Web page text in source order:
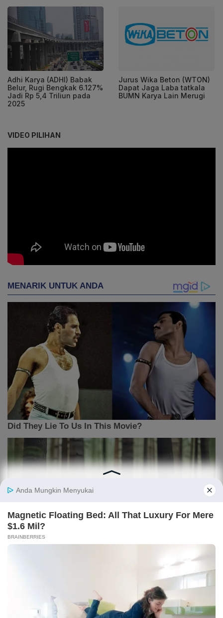
Adhi Karya (ADHI) Babak
Belur, Rugi Bengkak 6.127%
Jadi Rp 5,4 Triliun pada
2025
Jurus Wika Beton (WTON)
Dapat Jaga Laba tatkala
BUMN Karya Lain Merugi
VIDEO PILIHAN